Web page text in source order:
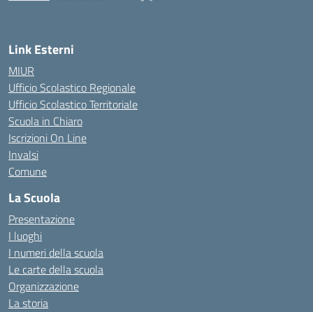
Link Esterni
MIUR
Ufficio Scolastico Regionale
Ufficio Scolastico Territoriale
Scuola in Chiaro
Iscrizioni On Line
Invalsi
Comune
La Scuola
Presentazione
I luoghi
I numeri della scuola
Le carte della scuola
Organizzazione
La storia